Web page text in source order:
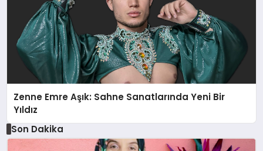
Zenne Emre Aşık: Sahne Sanatlarında Yeni Bir
Yıldız
Son Dakika